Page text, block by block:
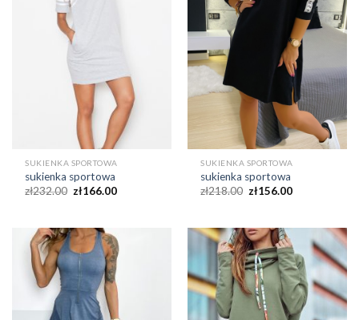
SUKIENKA SPORTOWA
sukienka sportowa
zł232.00 zł166.00
SUKIENKA SPORTOWA
sukienka sportowa
zł218.00 zł156.00